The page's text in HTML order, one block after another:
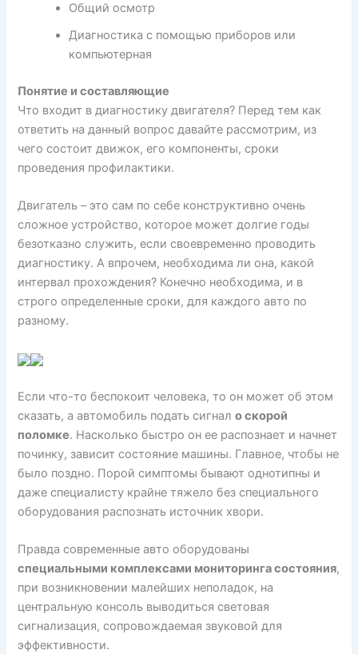
Общий осмотр
Диагностика с помощью приборов или
компьютерная
Понятие и составляющие
Что входит в диагностику двигателя? Перед тем как
ответить на данный вопрос давайте рассмотрим, из
чего состоит движок, его компоненты, сроки
проведения профилактики.
Двигатель – это сам по себе конструктивно очень
сложное устройство, которое может долгие годы
безотказно служить, если своевременно проводить
диагностику. А впрочем, необходима ли она, какой
интервал прохождения? Конечно необходима, и в
строго определенные сроки, для каждого авто по
разному.
Если что-то беспокоит человека, то он может об этом
сказать, а автомобиль подать сигнало скорой
поломке. Насколько быстро он ее распознает и начнет
починку, зависит состояние машины. Главное, чтобы не
было поздно. Порой симптомы бывают однотипны и
даже специалисту крайне тяжело без специального
оборудования распознать источник хвори.
Правда современные авто оборудованы
специальными комплексами мониторинга состояния,
при возникновении малейших неполадок, на
центральную консоль выводиться световая
сигнализация, сопровождаемая звуковой для
эффективности.